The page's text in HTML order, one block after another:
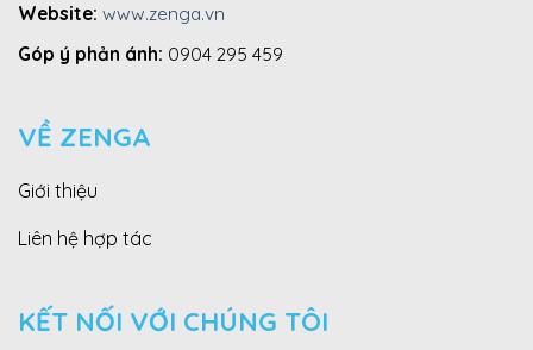
Website: www.zenga.vn
Góp ý phản ánh: 0904 295 459
VỀ ZENGA
Giới thiệu
Liên hệ hợp tác
KẾT NỐI VỚI CHÚNG TÔI